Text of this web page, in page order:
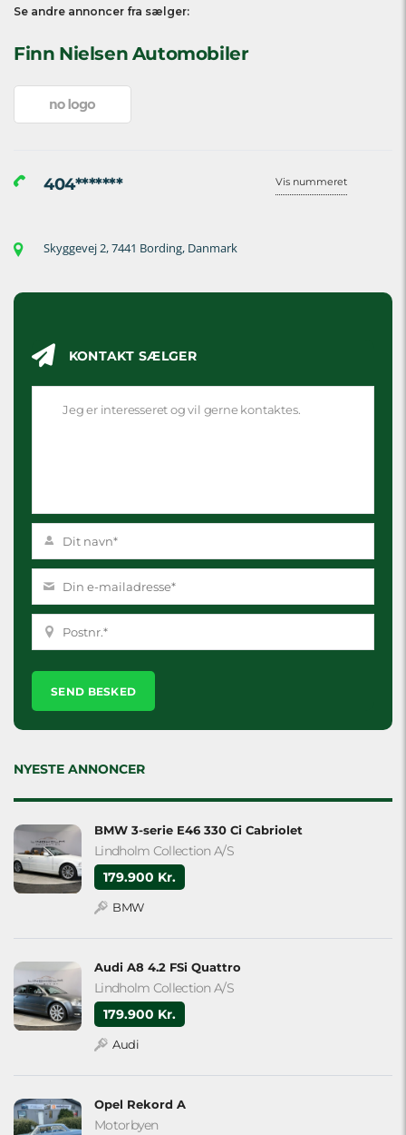
Se andre annoncer fra sælger:
Finn Nielsen Automobiler
404******* Vis nummeret
Skyggevej 2, 7441 Bording, Danmark
KONTAKT SÆLGER
Please
leave
empty.
NYESTE ANNONCER
BMW 3-serie E46 330 Ci Cabriolet
Lindholm Collection A/S
179.900 Kr.
BMW
Audi A8 4.2 FSi Quattro
Lindholm Collection A/S
179.900 Kr.
Audi
Opel Rekord A
Motorbyen